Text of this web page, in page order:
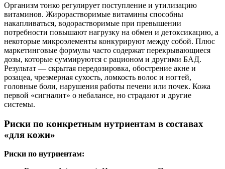
Организм тонко регулирует поступление и утилизацию
витаминов. Жирорастворимые витамины способны
накапливаться, водорастворимые при превышении
потребности повышают нагрузку на обмен и детоксикацию, а
некоторые микроэлементы конкурируют между собой. Плюс
маркетинговые формулы часто содержат перекрывающиеся
дозы, которые суммируются с рационом и другими БАД.
Результат — скрытая передозировка, обострение акне и
розацеа, чрезмерная сухость, ломкость волос и ногтей,
головные боли, нарушения работы печени или почек. Кожа
первой «сигналит» о небалансе, но страдают и другие
системы.
Риски по конкретным нутриентам в составах
«для кожи»
Риски по нутриентам: